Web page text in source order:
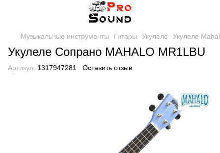
Музыкальные инструменты Гитары Укулеле Укулеле
Укулеле Сопрано MAHALO MR1LBU
Артикул: 1317947281 Оставить отзыв